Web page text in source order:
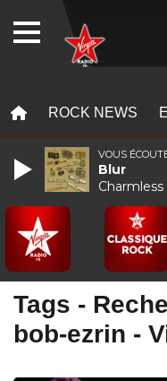
ROCK NEWS
Tags -
bob-ezrin -
VOUS
Blur
Charmless
WEBRADIO